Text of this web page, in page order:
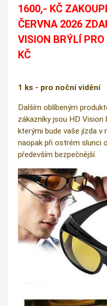
1600,- KČ
ČERVNA 2026
VISION BRÝLÍ
KČ
1 ks - pro noční vidění
Dalším oblíbeným
zákazníky jsou HD Vision
kterými bude vaše jízda v
naopak při ostrém slunci
především bezpečnější.